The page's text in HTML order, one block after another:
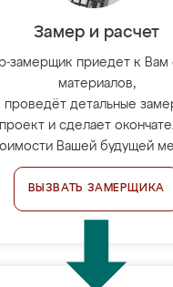
Замер и расчет
замерщик приедет к Вам
материалов,
проведёт детальные
и сделает
Вашей будущей
ВЫЗВАТЬ ЗАМЕРЩИКА